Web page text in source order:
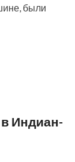
были
Индиан-